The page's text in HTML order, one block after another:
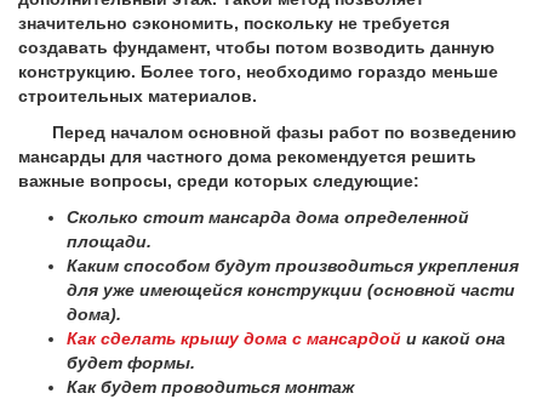
значительно сэкономить, поскольку не требуется
создавать фундамент, чтобы потом возводить данную
конструкцию. Более того, необходимо гораздо меньше
строительных материалов.
Перед началом основной фазы работ по возведению
мансарды для частного дома рекомендуется решить
важные вопросы, среди которых следующие:
Сколько стоит мансарда дома определенной
площади.
Каким способом будут производиться укрепления
для уже имеющейся конструкции (основной части
дома).
Как сделать крышу дома с мансардой и какой она
будет формы.
Как будет проводиться монтаж